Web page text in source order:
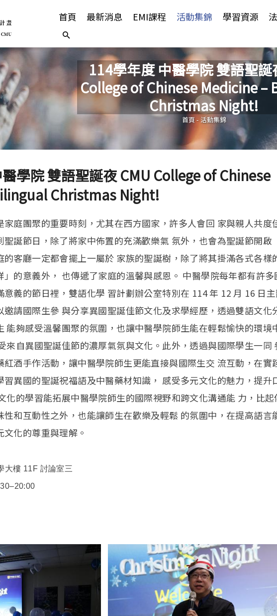
首頁 最新消息 EMI課程 活動集錦 學習資源
114學年度 中醫學院 雙語聖誕
College of Chinese Medicine –
Christmas Night!
您在這裡
首頁 - 活動集錦
學院 雙語聖誕夜 CMU College of Chinese
Christmas Night!
家庭團聚的重要時刻，尤其在西方國家，許多人會回 家與親人共度
聖誕節日，除了將家中佈置的充滿歡樂氣 氛外，也會為聖誕節開啟
的客廳一定都會擺上一屬於 家族的聖誕樹，除了將其掛滿各式各樣
的意義外， 也傳遞了家庭的溫馨與感恩。 中醫學院每年都有許多
義的節日裡，雙語化學 習計劃辦公室特別在 114 年 12 月 16 日
邀請國際生參 與分享異國聖誕佳節文化及求學經歷，透過雙語文化
能夠感受溫馨團聚的氛圍，也讓中醫學院師生能在輕鬆愉快的環境
來自異國聖誕佳節的濃厚氣氛與文化。此外，透過與國際學生一同
紅酒手作活動，讓中醫學院師生更能直接與國際生交 流互動，在實
習異國的聖誕祝福語及中醫藥材知識， 感受多元文化的魅力，提升
化的學習能拓展中醫學院師生的國際視野和跨文化溝通能 力，比起
性和互動性之外，也能讓師生在歡樂及輕鬆 的氛圍中，在提高語言
化的尊重與理解。
大樓 11F 討論室三